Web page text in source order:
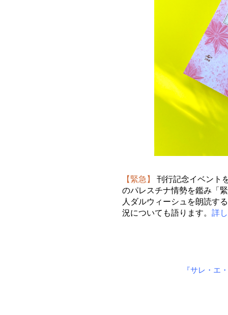
【緊急】
刊行記念イベント
のパレスチナ情勢を鑑み「
人ダルウィーシュを朗読す
況についても語ります。 詳
『サレ・